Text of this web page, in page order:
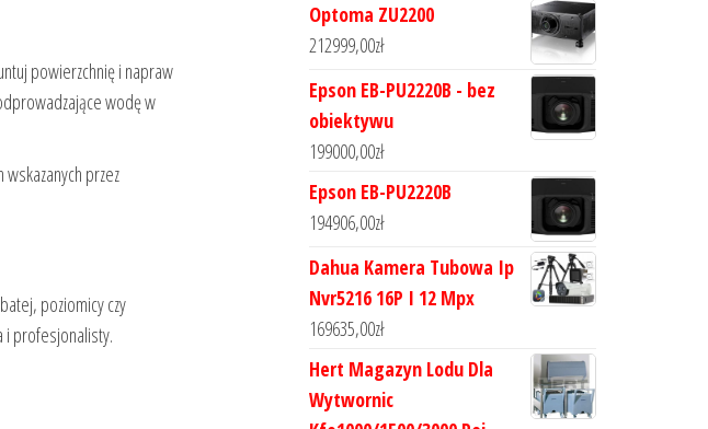
powierzchnię i napraw
wodę w
przez
poziomicy czy
i profesjonalisty.
Optoma ZU2200
212999,00zł
Epson EB-PU2220B - bez
obiektywu
199000,00zł
Epson EB-PU2220B
194906,00zł
Dahua Kamera Tubowa Ip
Nvr5216 16P I 12 Mpx
169635,00zł
Hert Magazyn Lodu Dla
Wytwornic